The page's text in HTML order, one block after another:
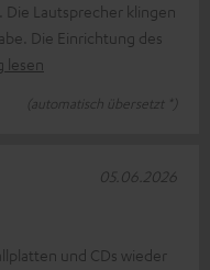
Die Lautsprecher klingen
Die Einrichtung des
lesen
(automatisch übersetzt *)
und CDs wieder
05.06.2026